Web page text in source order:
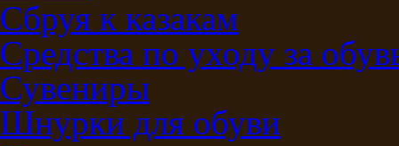
Сбруя к казакам
Средства по уходу за
Сувениры
Шнурки для обуви